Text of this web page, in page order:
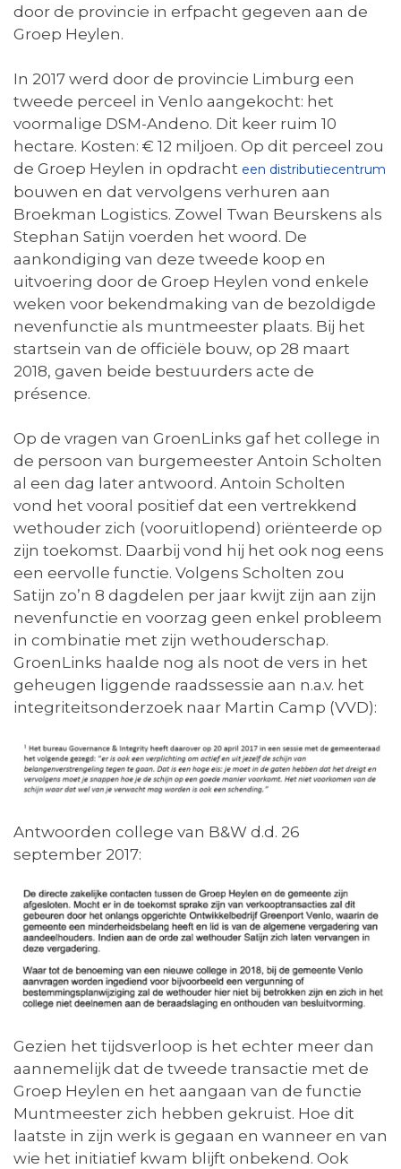
door de provincie in erfpacht gegeven aan de
Groep Heylen.
In 2017 werd door de provincie Limburg een
tweede perceel in Venlo aangekocht: het
voormalige DSM-Andeno. Dit keer ruim 10
hectare. Kosten: € 12 miljoen. Op dit perceel zou
de Groep Heylen in opdracht een distributiecentrum
bouwen en dat vervolgens verhuren aan
Broekman Logistics. Zowel Twan Beurskens als
Stephan Satijn voerden het woord. De
aankondiging van deze tweede koop en
uitvoering door de Groep Heylen vond enkele
weken voor bekendmaking van de bezoldigde
nevenfunctie als muntmeester plaats. Bij het
startsein van de officiële bouw, op 28 maart
2018, gaven beide bestuurders acte de
présence.
Op de vragen van GroenLinks gaf het college in
de persoon van burgemeester Antoin Scholten
al een dag later antwoord. Antoin Scholten
vond het vooral positief dat een vertrekkend
wethouder zich (vooruitlopend) oriënteerde op
zijn toekomst. Daarbij vond hij het ook nog eens
een eervolle functie. Volgens Scholten zou
Satijn zo’n 8 dagdelen per jaar kwijt zijn aan zijn
nevenfunctie en voorzag geen enkel probleem
in combinatie met zijn wethouderschap.
GroenLinks haalde nog als noot de vers in het
geheugen liggende raadssessie aan n.a.v. het
integriteitsonderzoek naar Martin Camp (VVD):
Antwoorden college van B&W d.d. 26
september 2017:
Gezien het tijdsverloop is het echter meer dan
aannemelijk dat de tweede transactie met de
Groep Heylen en het aangaan van de functie
Muntmeester zich hebben gekruist. Hoe dit
laatste in zijn werk is gegaan en wanneer en van
wie het initiatief kwam blijft onbekend. Ook